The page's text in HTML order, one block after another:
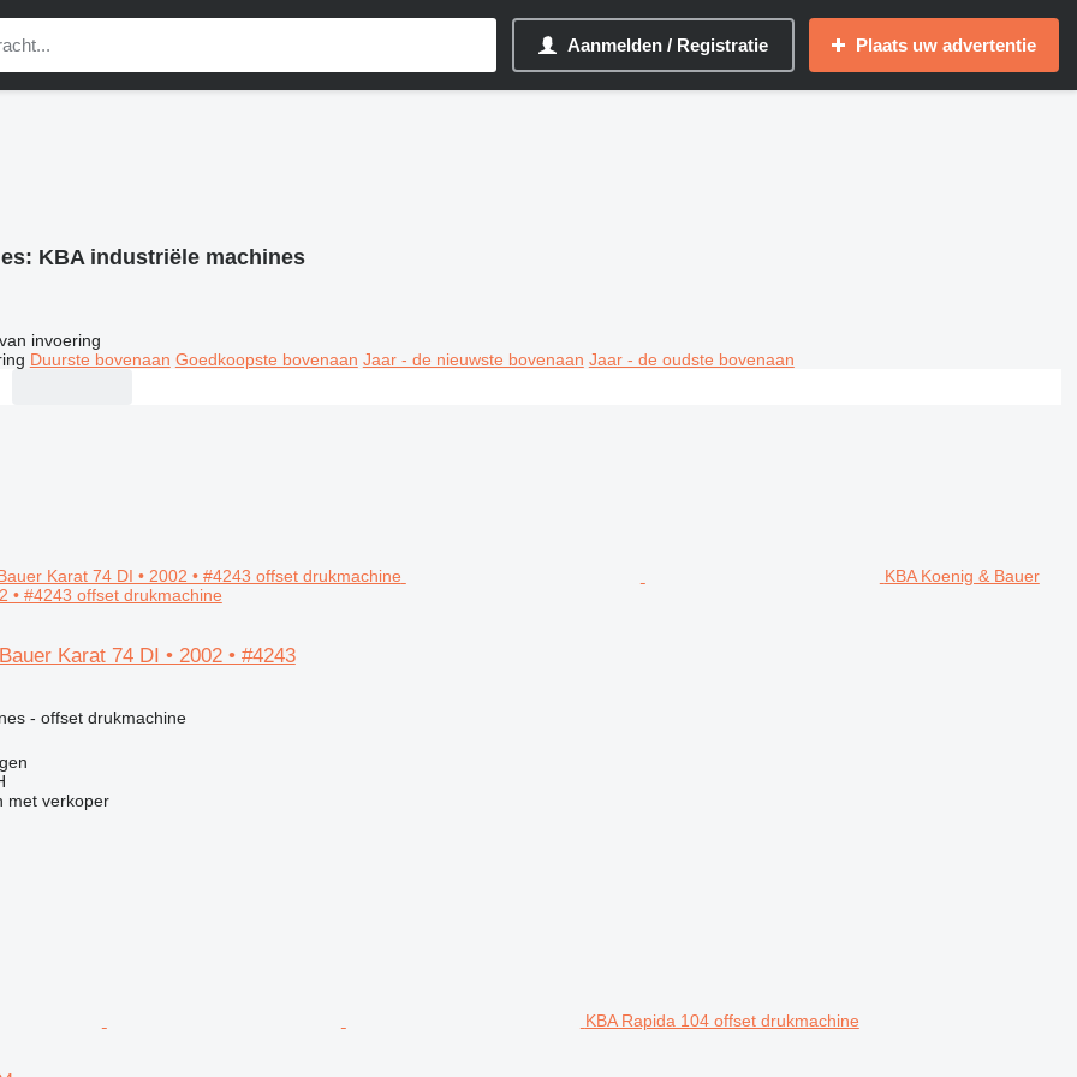
Aanmelden / Registratie Plaats uw advertentie
KBA industriële machines
invoering
Duurste bovenaan Goedkoopste bovenaan Jaar - de nieuwste bovenaan Jaar - de oudste bovenaan
KBA Koenig & Bauer
• #4243 offset drukmachine
Karat 74 DI • 2002 • #4243
- offset drukmachine
met verkoper
KBA Rapida 104 offset drukmachine